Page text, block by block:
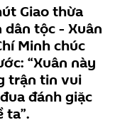
Giao thừa
tộc - Xuân
Minh chúc
“Xuân này
trận tin vui
đánh giặc
ta”.